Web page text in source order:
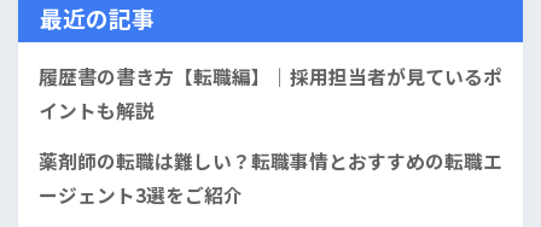
最近の記事
履歴書の書き方【転職編】｜採用担当者が見ているポ
イントも解説
薬剤師の転職は難しい？転職事情とおすすめの転職エ
ージェント3選をご紹介